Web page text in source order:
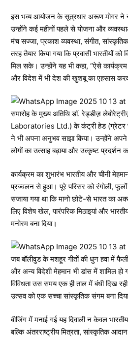
इस भव्य आयोजन के सूत्रधार अरूण मोगर ने
उन्होंने कई महीनों पहले से योजना और
मंच सज्जा, प्रकाश व्यवस्था, संगीत,
तरह तैयार किया गया कि प्रवासी भारतीयों
मिल सके। उन्होंने यह भी कहा, “ऐसे
और विदेश में भी देश की खुशबू का एहसास
समारोह के मुख्य अतिथि डॉ. रेड्डीज़
Laboratories Ltd.) के कंट्री हेड (ग्रेटर
ने भी अपना अनुभव साझा किया। उन्होंने
लोगों का उत्साह बढ़ाया और उत्कृष्ट प्रदर्शन
कार्यक्रम का शुभारंभ भारतीय और चीनी
प्रज्वलन से हुआ। पूरे परिसर को रंगोली,
सजाया गया था कि मानो छोटे-से भारत का
लिए विशेष खेल, पारंपरिक मिठाइयां और
मनोरम बना दिया।
जब बॉलीवुड के मशहूर गीतों की धुन हवा में फैली,
और अन्य विदेशी मेहमान भी डांस में शामिल
विविधता उस समय एक ही ताल में बंधी दिख
उत्सव को एक सच्चा सांस्कृतिक संगम बना
बीजिंग में मनाई गई यह दिवाली न केवल
बल्कि अंतरराष्ट्रीय मित्रता, सांस्कृतिक